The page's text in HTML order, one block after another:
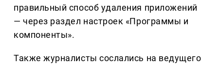
правильный способ удаления приложений
— через раздел настроек «Программы и
компоненты».
Также журналисты сослались на ведущего